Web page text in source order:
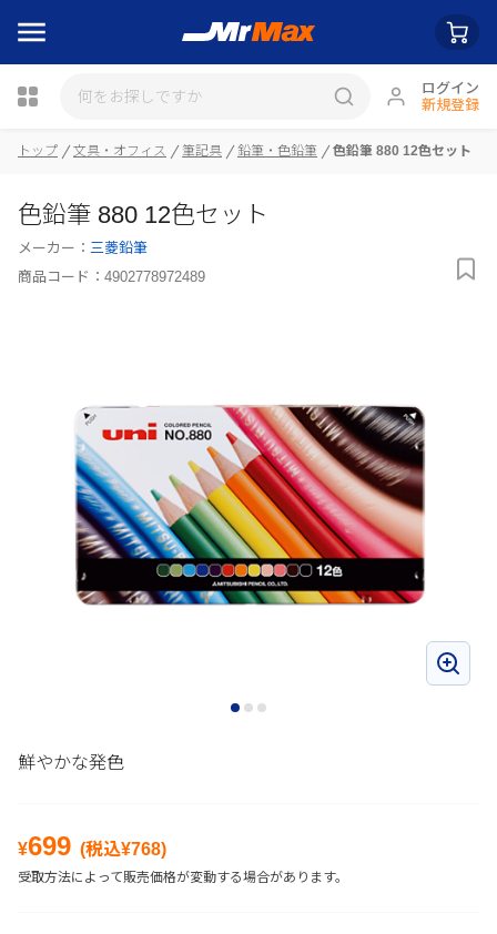
ログイン
新規登録
トップ 文具・オフィス 筆記具 鉛筆・色鉛筆 色鉛筆 880 12色セット
色鉛筆 880 12色セット
メーカー： 三菱鉛筆
商品コード： 4902778972489
鮮やかな発色
¥699 (税込¥768)
受取方法によって販売価格が変動する場合があります。